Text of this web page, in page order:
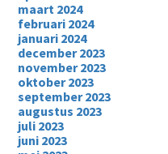
maart 2024
februari 2024
januari 2024
december 2023
november 2023
oktober 2023
september 2023
augustus 2023
juli 2023
juni 2023